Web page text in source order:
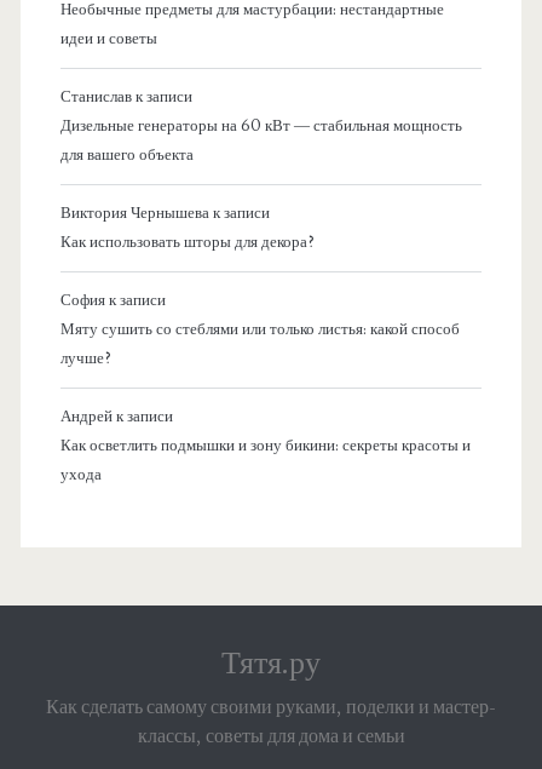
Необычные предметы для мастурбации: нестандартные
идеи и советы
Станиславк записи
Дизельные генераторы на 60 кВт — стабильная мощность
для вашего объекта
Виктория Чернышевак записи
Как использовать шторы для декора?
Софияк записи
Мяту сушить со стеблями или только листья: какой способ
лучше?
Андрейк записи
Как осветлить подмышки и зону бикини: секреты красоты и
ухода
Тятя.ру
Как сделать самому своими руками, поделки и мастер-
классы, советы для дома и семьи